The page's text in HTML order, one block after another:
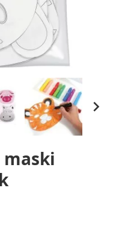

maski